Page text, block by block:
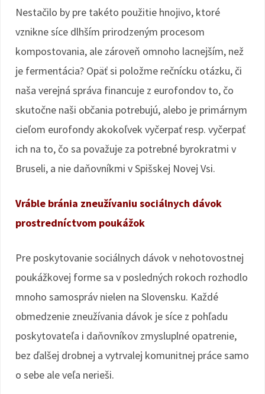
Nestačilo by pre takéto použitie hnojivo, ktoré
vznikne síce dlhším prirodzeným procesom
kompostovania, ale zároveň omnoho lacnejším, než
je fermentácia? Opäť si položme rečnícku otázku, či
naša verejná správa financuje z eurofondov to, čo
skutočne naši občania potrebujú, alebo je primárnym
cieľom eurofondy akokoľvek vyčerpať resp. vyčerpať
ich na to, čo sa považuje za potrebné byrokratmi v
Bruseli, a nie daňovníkmi v Spišskej Novej Vsi.
Vráble bránia zneužívaniu sociálnych dávok
prostredníctvom poukážok
Pre poskytovanie sociálnych dávok v nehotovostnej
poukážkovej forme sa v posledných rokoch rozhodlo
mnoho samospráv nielen na Slovensku. Každé
obmedzenie zneužívania dávok je síce z pohľadu
poskytovateľa i daňovníkov zmysluplné opatrenie,
bez ďalšej drobnej a vytrvalej komunitnej práce samo
o sebe ale veľa nerieši.